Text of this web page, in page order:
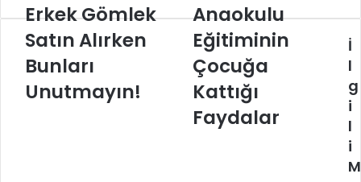
Erkek
Satın
Alırken
Bunları
Unutmayın!
Erkek Gömlek
Satın Alırken
Bunları
Unutmayın!
Anaokulu
Çocuğa
Kattığı
Faydalar
Anaokulu
Eğitiminin
Çocuğa
Kattığı
Faydalar
İ
l
g
i
l
i
M